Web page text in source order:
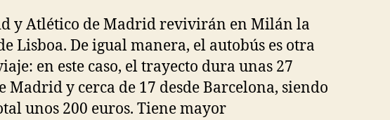
y Atlético de Madrid revivirán en Milán la
Lisboa. De igual manera, el autobús es otra
en este caso, el trayecto dura unas 27
Madrid y cerca de 17 desde Barcelona, siendo
unos 200 euros. Tiene mayor